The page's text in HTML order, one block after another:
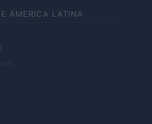
AMERICA LATINA